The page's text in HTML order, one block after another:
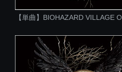
【単曲】BIOHAZARD VILLAGE